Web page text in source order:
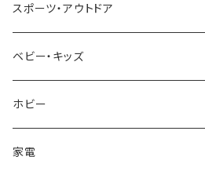
NIXON
AVALANCHE
ORIENT
ZEPPELIN
DIESEL
ALV
Merge
ETTINGER
22designstudio
BOTTEGA VENETA
EMPORIO ARMANI
CALVIN KLEIN
NEWYORKER
OROBIANCO
Ellese
COLEMAN
BEAMZSQUARE
BLAZER CLUB
ANDY HAWARD
G GUSTO
CITIZEN
BRAUN
RHYTHM
BLOSSOM
Helios
VALENTINO VISCANI
LAMY
WATERMAN
PARKER
PELIKAN
スポーツ・アウトドア
Trangia
Barebones
FEUERHAND
ベビー・キッズ
ふわりぃ
ERGO BABY
ホビー
その他
家電